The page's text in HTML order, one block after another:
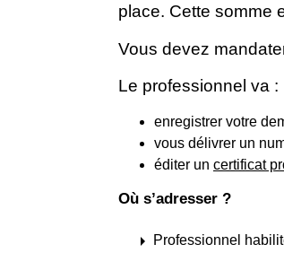
place. Cette somme
Vous devez
Le professionnel va :
enregistrer votre
vous délivrer un
éditer un certificat
Où s’adresser ?
arrow_right Professionnel